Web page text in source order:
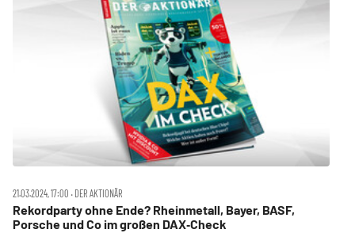
21.03.2024, 17:00 ‧ DER AKTIONÄR
Rekordparty ohne Ende? Rheinmetall, Bayer, BASF,
Porsche und Co im großen DAX‑Check